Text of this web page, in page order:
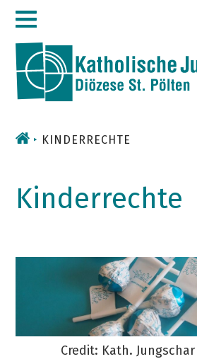
Zum
Inhalt
KINDERRECHTE
Kinderrechte
Credit: Kath.